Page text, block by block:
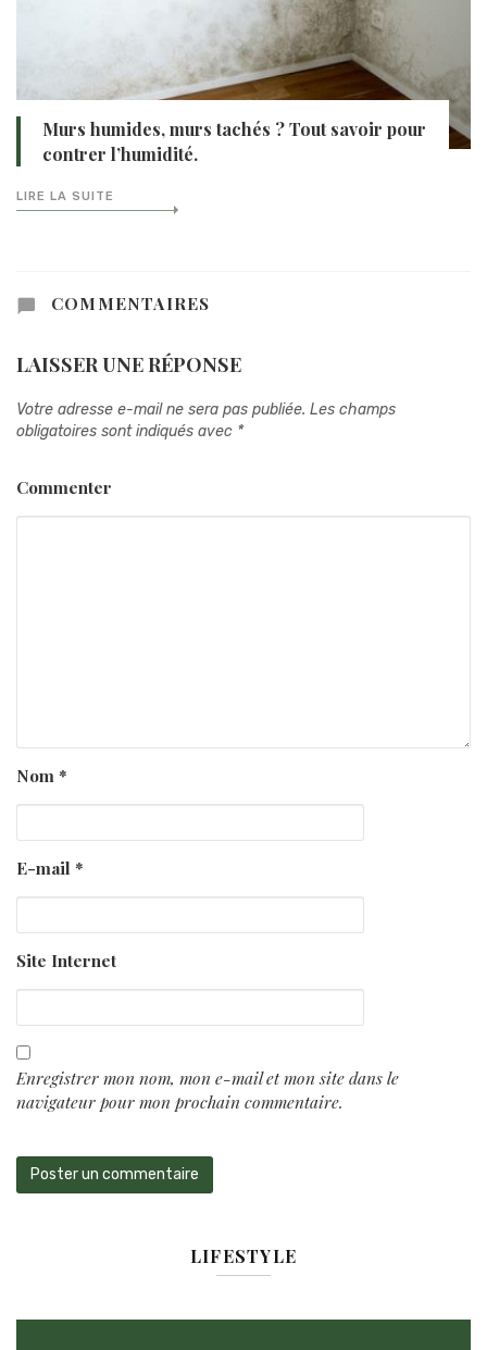
Murs humides, murs tachés ? Tout savoir pour
contrer l’humidité.
LIRE LA SUITE
COMMENTAIRES
LAISSER UNE RÉPONSE
Votre adresse e-mail ne sera pas publiée. Les champs
obligatoires sont indiqués avec *
Commenter
Nom*
E-mail *
Site Internet
Enregistrer mon nom, mon e-mail et mon site dans le
navigateur pour mon prochain commentaire.
LIFESTYLE